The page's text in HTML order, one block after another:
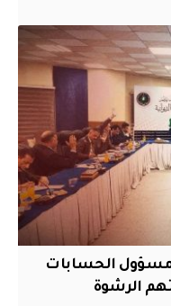
الحسابات
الرشوة